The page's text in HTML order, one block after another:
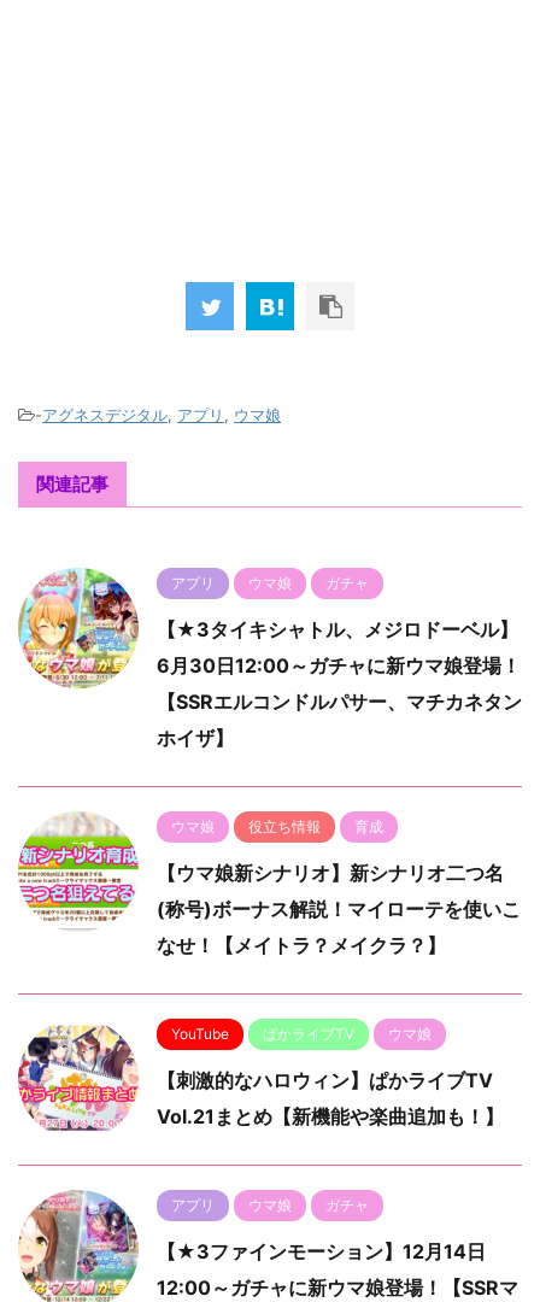
-アグネスデジタル, アプリ , ウマ娘
関連記事
アプリ ウマ娘 ガチャ
【★3タイキシャトル、メジロドーベル】
6月30日12:00～ガチャに新ウマ娘登場！
【SSRエルコンドルパサー、マチカネタン
ホイザ】
ウマ娘 役立ち情報 育成
【ウマ娘新シナリオ】新シナリオ二つ名
(称号)ボーナス解説！マイローテを使いこ
なせ！【メイトラ？メイクラ？】
YouTube ぱかライブTV ウマ娘
【刺激的なハロウィン】ぱかライブTV
Vol.21まとめ【新機能や楽曲追加も！】
アプリ ウマ娘 ガチャ
【★3ファインモーション】12月14日
12:00～ガチャに新ウマ娘登場！【SSRマ